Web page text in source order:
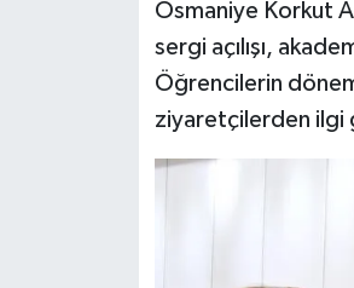
Osmaniye Korkut
sergi açılışı,
Öğrencilerin
ziyaretçilerden ilgi